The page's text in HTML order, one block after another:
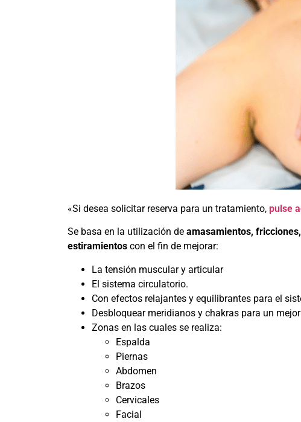
«Si desea solicitar reserva para un tratamiento, pulse
Se basa en la utilización de amasamientos,
estiramientos con el fin de mejorar:
La tensión muscular y articular
El sistema circulatorio.
Con efectos relajantes y equilibrantes para el
Desbloquear meridianos y chakras para un
Zonas en las cuales se realiza:
Espalda
Piernas
Abdomen
Brazos
Cervicales
Facial